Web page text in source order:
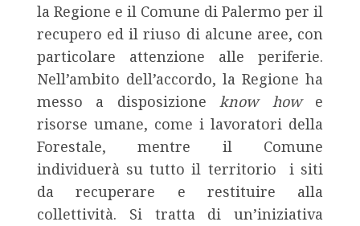
la Regione e il Comune di Palermo per il
recupero ed il riuso di alcune aree, con
particolare attenzione alle periferie.
Nell’ambito dell’accordo, la Regione ha
messo a disposizioneknow howe
risorse umane, come i lavoratori della
Forestale, mentre il Comune
individuerà su tutto il territorio i siti
da recuperare e restituire alla
collettività. Si tratta di un’iniziativa